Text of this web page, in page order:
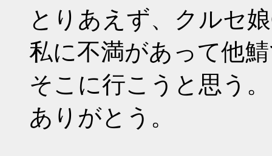
とりあえず、クルセ
私に不満があって他
そこに行こうと思う。
ありがとう。